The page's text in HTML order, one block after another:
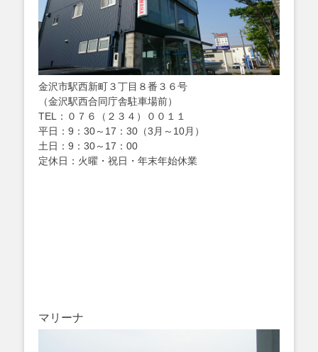
ン
金沢市駅西新町３丁目８番３６号
（金沢駅西合同庁舎駐車場前）
TEL：０７６（２３４）００１１
平日：9：30～17：30（3月～10月）
土日：9：30～17：00
定休日：火曜・祝日・年末年始休業
マリーナ